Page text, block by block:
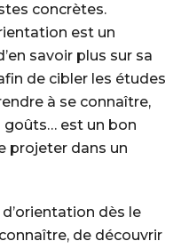
concrètes.
est un
savoir plus sur sa
de cibler les études
à se connaître,
goûts… est un bon
projeter dans un
dès le
de découvrir